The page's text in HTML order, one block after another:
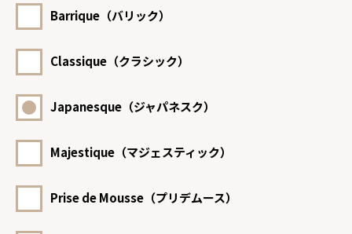
Barrique（バリック）
Classique（クラシック）
Japanesque（ジャパネスク）
Majestique（マジェスティック）
Prise de Mousse（プリデムース）